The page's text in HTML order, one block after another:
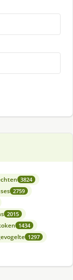
3824
2759
2015
1434
1297